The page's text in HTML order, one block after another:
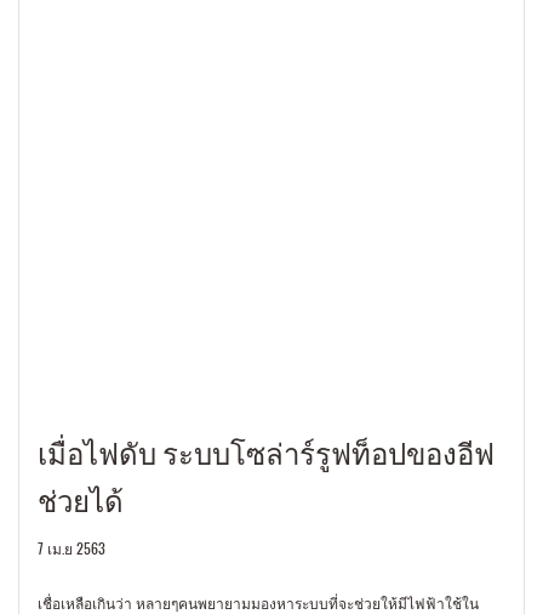
เมื่อไฟดับ ระบบโซล่าร์รูฟท็อปของอีฟ
ช่วยได้
7 เม.ย 2563
เชื่อเหลือเกินว่า หลายๆคนพยายามมองหาระบบที่จะช่วยให้มีไฟฟ้าใช้ใน